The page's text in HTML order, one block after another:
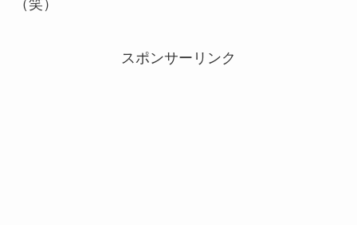
（笑）
スポンサーリンク